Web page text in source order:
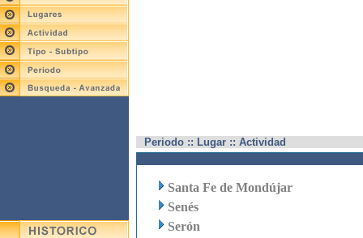
Periodo :: Lugar :: Actividad
Santa Fe de Mondújar
Senés
Serón